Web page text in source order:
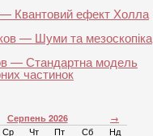
Квантовий ефект Холла
— Шуми та мезоскопіка
— Стандартна модель
частинок
Серпень 2026
→
Ср Чт Пт Сб
Нд